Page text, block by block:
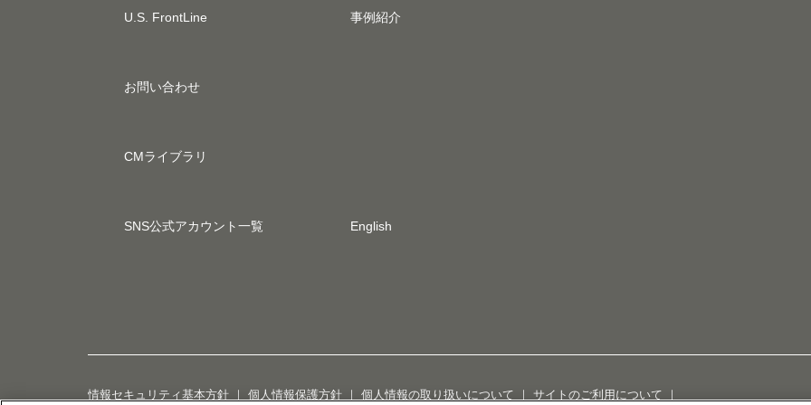
U.S. FrontLine 事例紹介
お問い合わせ
CMライブラリ
SNS公式アカウント一覧 English
情報セキュリティ基本方針 ｜ 個人情報保護方針 ｜ 個人情報の取り扱いについて ｜ サイトのご利用について ｜